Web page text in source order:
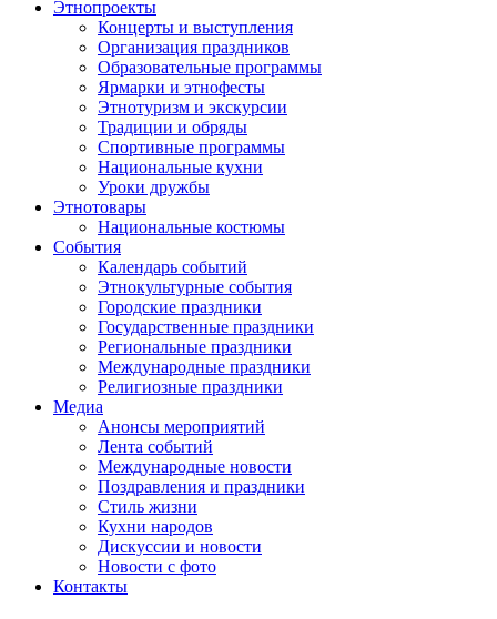
Этнопроекты
Концерты и выступления
Организация праздников
Образовательные программы
Ярмарки и этнофесты
Этнотуризм и экскурсии
Традиции и обряды
Спортивные программы
Национальные кухни
Уроки дружбы
Этнотовары
Национальные костюмы
События
Календарь событий
Этнокультурные события
Городские праздники
Государственные праздники
Региональные праздники
Международные праздники
Религиозные праздники
Медиа
Анонсы мероприятий
Лента событий
Международные новости
Поздравления и праздники
Cтиль жизни
Кухни народов
Дискуссии и новости
Новости с фото
Контакты